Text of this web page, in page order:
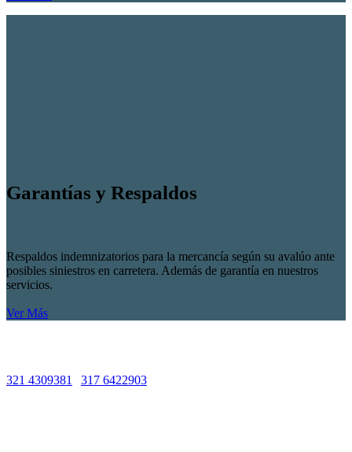
Garantías y Respaldos
Respaldos indemnizatorios para la mercancía según su avalúo ante
posibles siniestros en carretera. Además de garantía en nuestros
servicios.
Ver Más
321 4309381 317 6422903